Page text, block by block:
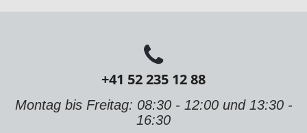
+41 52 235 12 88
Montag bis Freitag: 08:30 - 12:00 und 13:30 -
16:30